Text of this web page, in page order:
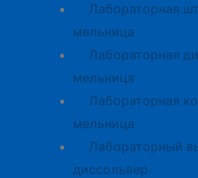
Лабораторная
мельница
Лабораторная
мельница
Лабораторная
мельница
Лабораторный
диссольвер